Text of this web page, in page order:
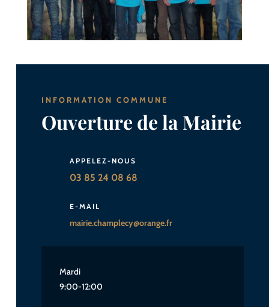
INFORMATION COMMUNE
Ouverture de la Mairie
APPELEZ-NOUS
03 85 24 08 68
E-MAIL
mairie.champlecy@orange.fr
Mardi
9:00-12:00